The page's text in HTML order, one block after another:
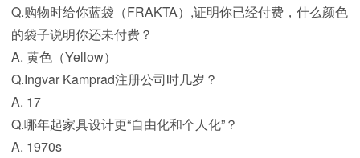
Q.购物时给你蓝袋（FRAKTA）,证明你已经付费，什么颜色
的袋子说明你还未付费？
A. 黄色（Yellow）
Q.Ingvar Kamprad注册公司时几岁？
A. 17
Q.哪年起家具设计更“自由化和个人化”？
A. 1970s